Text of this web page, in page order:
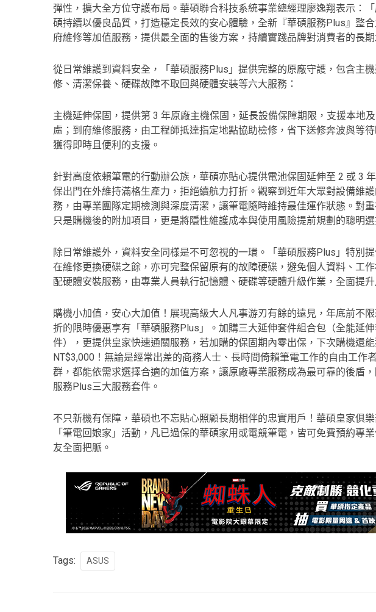
彈性，擴大全方位守護布局。華碩聯合科技系統事業總經理廖逸翔表示：
碩持續以優良品質，打造穩定長效的安心體驗，全新『華碩服務Plus』整
府維修等加值服務，提供最全面的售後方案，持續實踐品牌對消費者的長期
從日常維護到資料安全，「華碩服務Plus」提供完整的原廠守護，包含主
修、清潔保養、硬碟故障不取回與硬體安裝等六大服務：
主機延伸保固，提供第 3 年原廠主機保固，延長設備保障期限，支援本地
慮；到府維修服務，由工程師抵達指定地點協助檢修，省下送修奔波與等
獲得即時且便利的支援。
針對高度依賴筆電的行動辦公族，華碩亦貼心提供電池保固延伸至 2 或 3
保出門在外維持滿格生產力，拒絕續航力打折。觀察到近年大眾對設備維
務，由專業團隊定期檢測與深度清潔，讓筆電隨時維持最佳運作狀態。對
只是購機後的附加項目，更是將隱性維護成本與使用風險提前規劃的聰明選
除日常維護外，資料安全同樣是不可忽視的一環。「華碩服務Plus」特別
在維修更換硬碟之餘，亦可完整保留原有的故障硬碟，避免個人資料、工
配硬體安裝服務，由專業人員執行記憶體、硬碟等硬體升級作業，全面提升
購機小加值，安心大加值！展現高級大人凡事游刃有餘的遠見，年底前不
折的限時優惠享有「華碩服務Plus」。加購三大延伸套件組合包（全能延
件），更提供皇家快速通關服務，若加購的保固期內零出保，下次購機還
NT$3,000！無論是經常出差的商務人士、長時間倚賴筆電工作的自由工作
群，都能依需求選擇合適的加值方案，讓原廠專業服務成為最可靠的後盾
服務Plus三大服務套件。
不只新機有保障，華碩也不忘貼心照顧長期相伴的忠實用戶！華碩皇家俱
「筆電回娘家」活動，凡已過保的華碩家用或電競筆電，皆可免費預約專
友全面把脈。
Tags: ASUS